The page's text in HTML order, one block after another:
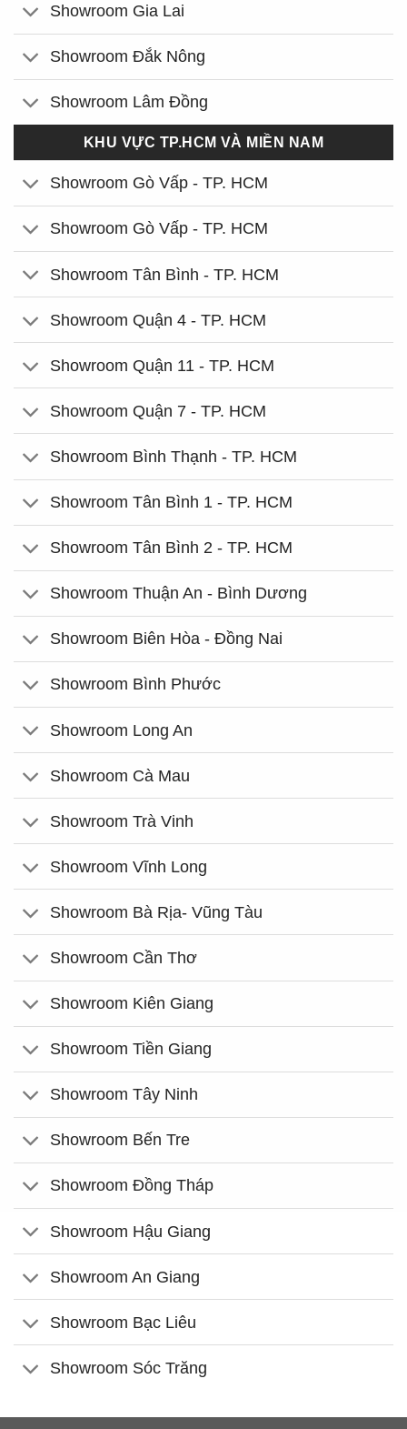
Showroom Gia Lai
Showroom Đắk Nông
Showroom Lâm Đồng
KHU VỰC TP.HCM VÀ MIỀN NAM
Showroom Gò Vấp - TP. HCM
Showroom Gò Vấp - TP. HCM
Showroom Tân Bình - TP. HCM
Showroom Quận 4 - TP. HCM
Showroom Quận 11 - TP. HCM
Showroom Quận 7 - TP. HCM
Showroom Bình Thạnh - TP. HCM
Showroom Tân Bình 1 - TP. HCM
Showroom Tân Bình 2 - TP. HCM
Showroom Thuận An - Bình Dương
Showroom Biên Hòa - Đồng Nai
Showroom Bình Phước
Showroom Long An
Showroom Cà Mau
Showroom Trà Vinh
Showroom Vĩnh Long
Showroom Bà Rịa- Vũng Tàu
Showroom Cần Thơ
Showroom Kiên Giang
Showroom Tiền Giang
Showroom Tây Ninh
Showroom Bến Tre
Showroom Đồng Tháp
Showroom Hậu Giang
Showroom An Giang
Showroom Bạc Liêu
Showroom Sóc Trăng